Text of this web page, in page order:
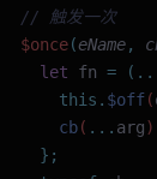
  // 触发一次
  $once
(eName,
    let
fn =
      this.
$off(
      cb
( ... arg)
    };